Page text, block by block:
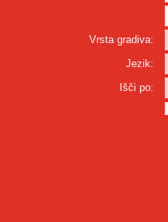
Vrsta gradiva:
Jezik:
Išči po: